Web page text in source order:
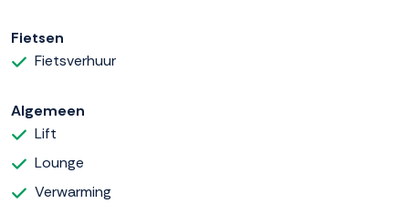
Fietsen
Fietsverhuur
Algemeen
Lift
Lounge
Verwarming